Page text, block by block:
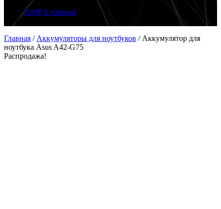
0.00₽ 0 товаров
Главная / Аккумуляторы для ноутбуков / Аккумулятор для
ноутбука Asus A42-G75
Распродажа!